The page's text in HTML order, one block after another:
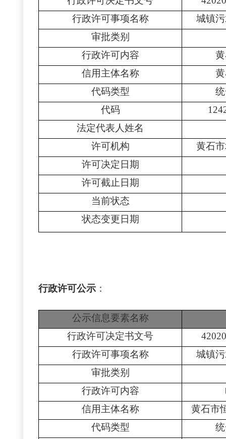
行政许可事项名称
城镇
审批类别
行政许可内容
信用主体名称
代码类型
代码
法定代表人姓名
许可机构
黄石
许可决定日期
许可截止日期
当前状态
状态变更日期
行政许可公示 ：
公示信息要素名称
行政许可决定书文号
行政许可事项名称
城镇
审批类别
行政许可内容
信用主体名称
黄石市
代码类型